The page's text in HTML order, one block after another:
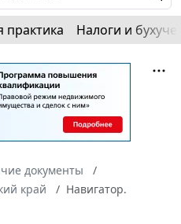
практика Налоги и
документы
край
Навигатор.